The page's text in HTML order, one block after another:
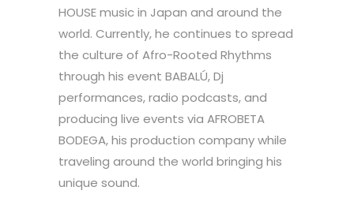
HOUSE music in Japan and around the
world. Currently, he continues to spread
the culture of Afro-Rooted Rhythms
through his event BABALÚ, Dj
performances, radio podcasts, and
producing live events via AFROBETA
BODEGA, his production company while
traveling around the world bringing his
unique sound.